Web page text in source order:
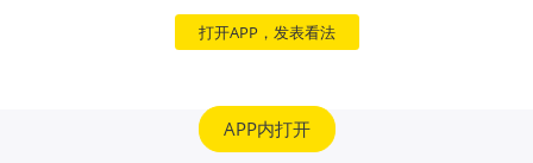
打开APP，发表看法
APP内打开